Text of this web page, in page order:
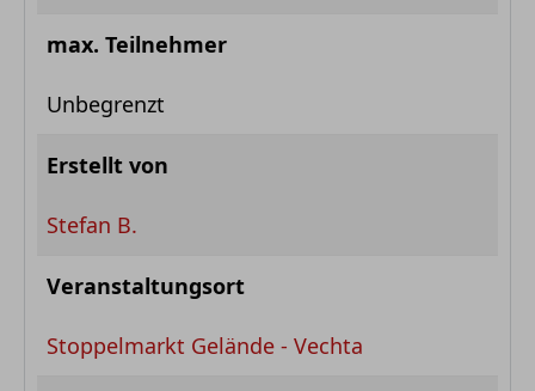
max. Teilnehmer
Unbegrenzt
Erstellt von
Stefan B.
Veranstaltungsort
Stoppelmarkt Gelände - Vechta